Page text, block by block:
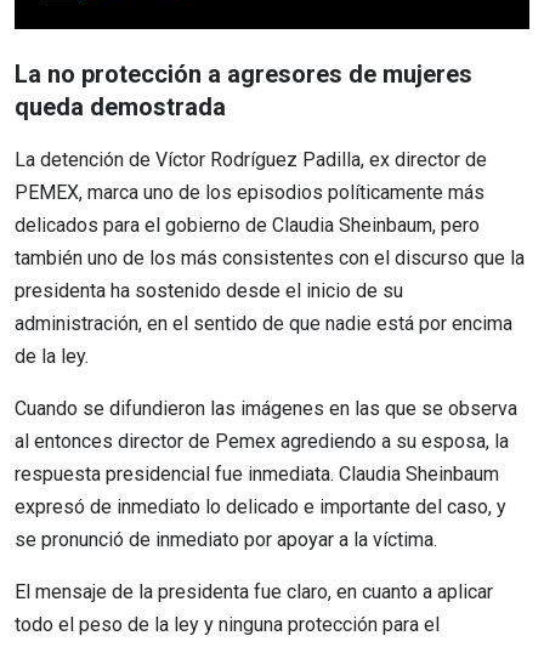
La no protección a agresores de mujeres
queda demostrada
La detención de Víctor Rodríguez Padilla, ex director de
PEMEX, marca uno de los episodios políticamente más
delicados para el gobierno de Claudia Sheinbaum, pero
también uno de los más consistentes con el discurso que la
presidenta ha sostenido desde el inicio de su
administración, en el sentido de que nadie está por encima
de la ley.
Cuando se difundieron las imágenes en las que se observa
al entonces director de Pemex agrediendo a su esposa, la
respuesta presidencial fue inmediata. Claudia Sheinbaum
expresó de inmediato lo delicado e importante del caso, y
se pronunció de inmediato por apoyar a la víctima.
El mensaje de la presidenta fue claro, en cuanto a aplicar
todo el peso de la ley y ninguna protección para el